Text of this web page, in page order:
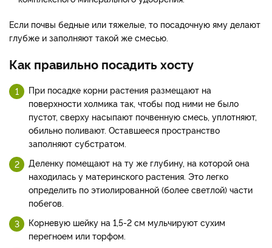
Если почвы бедные или тяжелые, то посадочную яму делают
глубже и заполняют такой же смесью.
Как правильно посадить хосту
При посадке корни растения размещают на
поверхности холмика так, чтобы под ними не было
пустот, сверху насыпают почвенную смесь, уплотняют,
обильно поливают. Оставшееся пространство
заполняют субстратом.
Деленку помещают на ту же глубину, на которой она
находилась у материнского растения. Это легко
определить по этиолированной (более светлой) части
побегов.
Корневую шейку на 1,5-2 см мульчируют сухим
перегноем или торфом.